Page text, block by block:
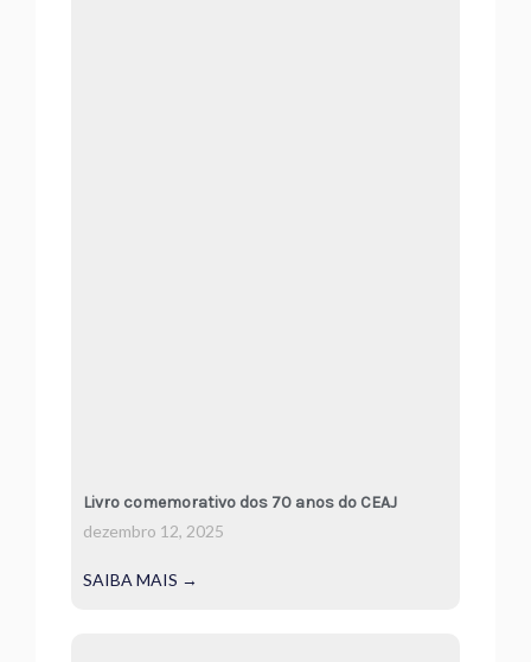
Livro comemorativo dos 70 anos do CEAJ
dezembro 12, 2025
SAIBA MAIS →